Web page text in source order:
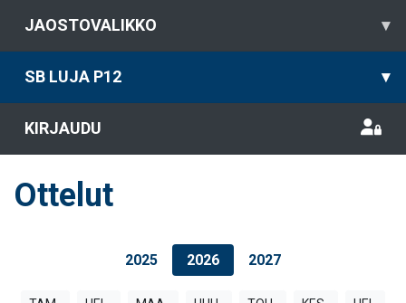
JAOSTOVALIKKO ▾
SB LUJA P12 ▾
KIRJAUDU
Ottelut
2025 2026 2027